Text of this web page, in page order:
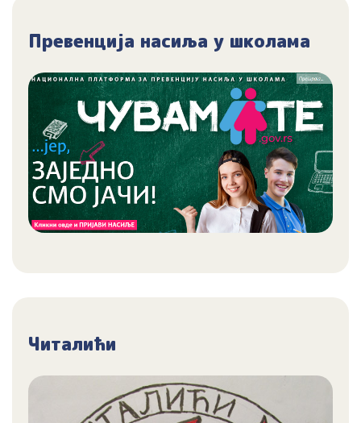
Превенција насиља у школама
Читалићи